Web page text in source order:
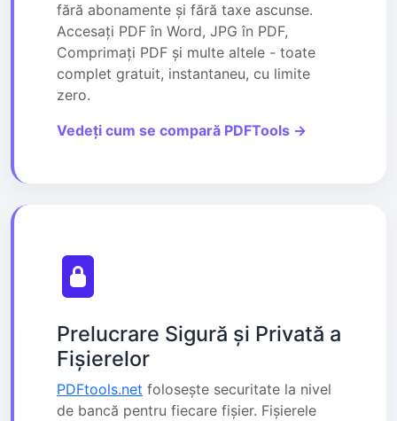
fără abonamente și fără taxe ascunse.
Accesați PDF în Word, JPG în PDF,
Comprimați PDF și multe altele - toate
complet gratuit, instantaneu, cu limite
zero.
Vedeți cum se compară PDFTools →
Prelucrare Sigură și Privată a
Fișierelor
PDFtools.net folosește securitate la nivel
de bancă pentru fiecare fișier. Fișierele